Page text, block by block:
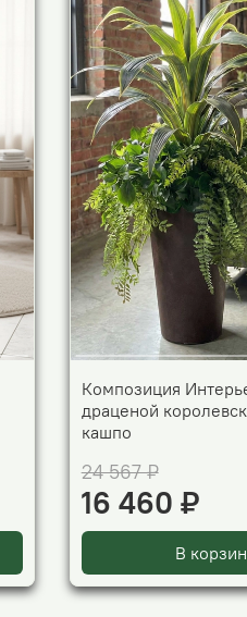
Композиция
драценой
кашпо
24 567 ₽
16 460 ₽
В